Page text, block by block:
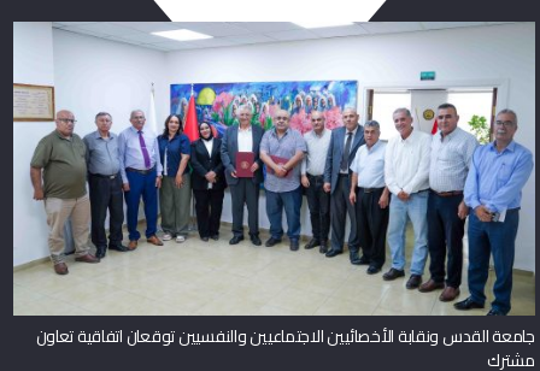
جامعة القدس ونقابة الأخصائيين الاجتماعيين والنفسيين توقعان اتفاقية تعاون
مشترك